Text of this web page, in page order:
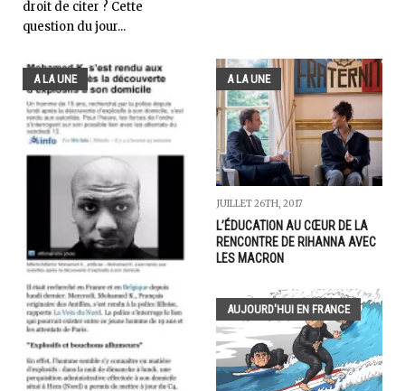
droit de citer ? Cette
question du jour...
A LA UNE A LA UNE
JUILLET 26TH, 2017
L’ÉDUCATION AU CŒUR DE LA
RENCONTRE DE RIHANNA AVEC
LES MACRON
AUJOURD'HUI EN FRANCE